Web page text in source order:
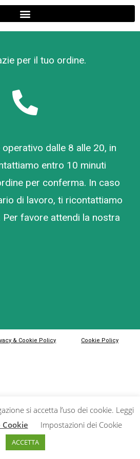
per il tuo ordine.
operativo dalle 8 alle 20, in
entro 10 minuti
per conferma. In caso
di lavoro, ti ricontattiamo
Per favore attendi la nostra
& Cookie Policy Cookie Policy
si accetta l’uso dei cookie. Leggi
Cookie Impostazioni dei Cookie
ACCETTA